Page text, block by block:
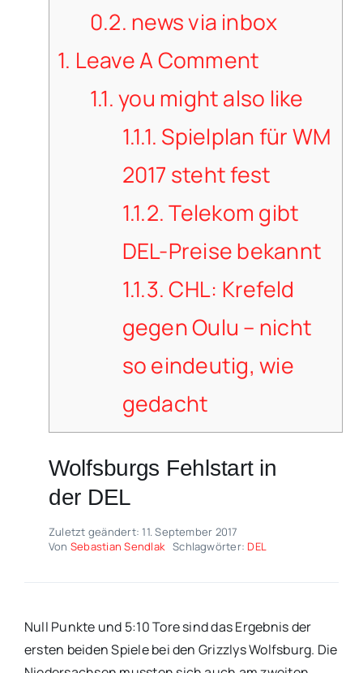
0.2. news via inbox
1. Leave A Comment
1.1.you might also like
1.1.1. Spielplan für WM
2017 steht fest
1.1.2.Telekom gibt
DEL-Preise bekannt
1.1.3.CHL: Krefeld
gegen Oulu – nicht
so eindeutig, wie
gedacht
Wolfsburgs Fehlstart in
der DEL
Zuletzt geändert: 11. September 2017
Von Sebastian Sendlak Schlagwörter: DEL
Null Punkte und 5:10 Tore sind das Ergebnis der
ersten beiden Spiele bei den Grizzlys Wolfsburg. Die